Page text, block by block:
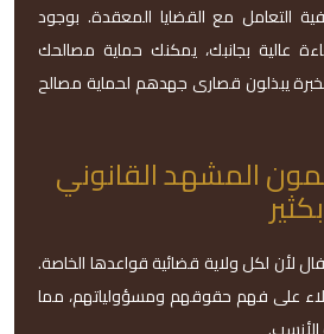
التعامل مع القضايا المعقدة. بوجود
عالية بجانبك، يمكنك حماية مصالحك
يبذلون قصارى جهدهم لحماية مصالح
المشهد القانوني
لأن لكل ولاية قضائية قواعدها الخاصة.
على فهم حقوقهم ومسؤولياتهم، مما